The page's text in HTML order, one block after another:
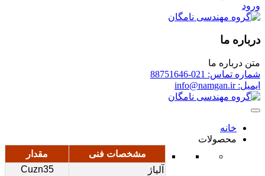
ورود
درباره ما
متن درباره ما
شماره تماس: 021-88751646
ایمیل: info@namgan.ir
خانه
محصولات
مشخصات فنی
مقدار
آلیاژ
Cuzn35